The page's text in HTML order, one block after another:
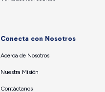
Conecta con Nosotros
Acerca de Nosotros
Nuestra Misión
Contáctanos